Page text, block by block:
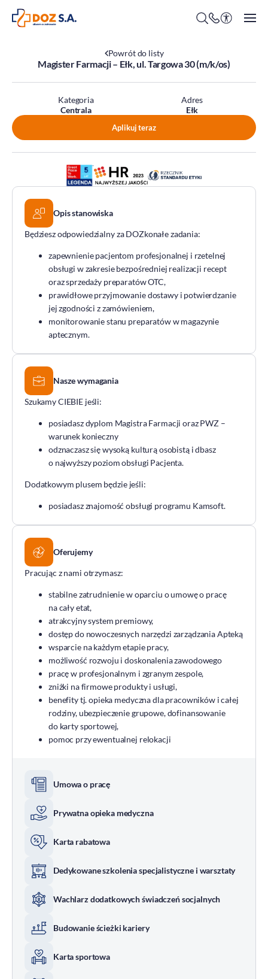
O firmie
Benefity
Oferty pracy
Praca w Centrali
Praca w DOZ Aptekach
Kim jesteśmy?
ESG
Środowisko
DOZ Fundacja dbam o zdrowie
DOZ Maraton
Standardy Ochrony Małoletnich
Tradycja aptekarstwa
Kodeks Etyki
Działalność wydawnicza i edukacyjna
Do pobrania
Dla akcjonariuszy
Powrót do listy
Magister Farmacji – Ełk, ul. Targowa 30 (m/k/os)
Kategoria
Centrala
Adres
Ełk
Aplikuj teraz
Opis stanowiska
Będziesz odpowiedzialny za DOZkonałe zadania:
zapewnienie pacjentom profesjonalnej i rzetelnej
obsługi w zakresie bezpośredniej realizacji recept
oraz sprzedaży preparatów OTC,
prawidłowe przyjmowanie dostawy i potwierdzanie
jej zgodności z zamówieniem,
monitorowanie stanu preparatów w magazynie
aptecznym.
Nasze wymagania
Szukamy CIEBIE jeśli:
posiadasz dyplom Magistra Farmacji oraz PWZ –
warunek konieczny
odznaczasz się wysoką kulturą osobistą i dbasz
o najwyższy poziom obsługi Pacjenta.
Dodatkowym plusem będzie jeśli:
posiadasz znajomość obsługi programu Kamsoft.
Oferujemy
Pracując z nami otrzymasz:
stabilne zatrudnienie w oparciu o umowę o pracę
na cały etat,
atrakcyjny system premiowy,
dostęp do nowoczesnych narzędzi zarządzania Apteką
wsparcie na każdym etapie pracy,
możliwość rozwoju i doskonalenia zawodowego
pracę w profesjonalnym i zgranym zespole,
zniżki na firmowe produkty i usługi,
benefity tj. opieka medyczna dla pracowników i całej
rodziny, ubezpieczenie grupowe, dofinansowanie
do karty sportowej,
pomoc przy ewentualnej relokacji
Umowa o pracę
Prywatna opieka medyczna
Karta rabatowa
Dedykowane szkolenia specjalistyczne i warsztaty
Wachlarz dodatkowych świadczeń socjalnych
Budowanie ścieżki kariery
Karta sportowa